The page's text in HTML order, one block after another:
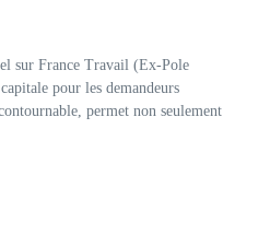
sur France Travail (Ex-Pole
pour les demandeurs
permet non seulement